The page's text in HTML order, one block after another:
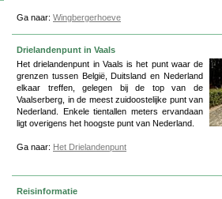
Ga naar: Wingbergerhoeve
Drielandenpunt in Vaals
Het drielandenpunt in Vaals is het punt waar de
grenzen tussen België, Duitsland en Nederland
elkaar treffen, gelegen bij de top van de
Vaalserberg, in de meest zuidoostelijke punt van
Nederland. Enkele tientallen meters ervandaan
ligt overigens het hoogste punt van Nederland.
Ga naar: Het Drielandenpunt
Reisinformatie